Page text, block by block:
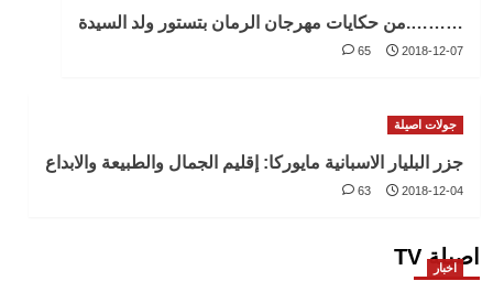
……….من حكايات مهرجان الرمان بتستور ولد السيدة
2018-12-07
65
جولات اصيلة
جزر البليار الاسبانية مايوركا: إقليم الجمال والطبيعة والابداع
2018-12-04
63
اصيلة TV
اخبار